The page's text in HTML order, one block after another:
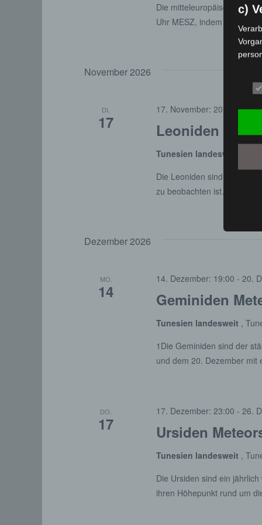
Die mitteleuropäische
Uhr MESZ, indem die
November 2026
DI.
17 Leoniden
17. November: 20:00 -19.
Tunesien landesweit
Die Leoniden sind ein
zu beobachten ist. Sein
Dezember 2026
MO.
14 Geminiden
14. Dezember: 19:00 - 20.
Tunesien landesweit ,
1Die Geminiden sind der
und dem 20. Dezember mit
DO.
17 Ursiden
17. Dezember: 23:00 - 26.
Tunesien landesweit ,
Die Ursiden sind ein
ihren Höhepunkt rund um
c)
eine
d)
f)